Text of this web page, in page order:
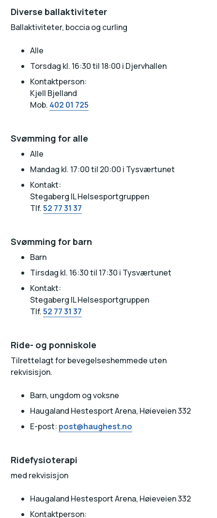
Diverse ballaktiviteter
Ballaktiviteter, boccia og curling
Alle
Torsdag kl. 16:30 til 18:00 i Djervhallen
Kontaktperson:
Kjell Bjelland
Mob. 402 01 725
Svømming for alle
Alle
Mandag kl. 17:00 til 20:00 i Tysværtunet
Kontakt:
Stegaberg IL Helsesportgruppen
Tlf.52 77 31 37
Svømming for barn
Barn
Tirsdag kl. 16:30 til 17:30 i Tysværtunet
Kontakt:
Stegaberg IL Helsesportgruppen
Tlf.52 77 31 37
Ride- og ponniskole
Tilrettelagt for bevegelseshemmede uten
rekvisisjon.
Barn, ungdom og voksne
Haugaland Hestesport Arena, Høieveien 332
E-post: post@haughest.no
Ridefysioterapi
med rekvisisjon
Haugaland Hestesport Arena, Høieveien 332
Kontaktperson: